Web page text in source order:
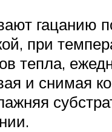
гацанию
при
тепла,
и снимая